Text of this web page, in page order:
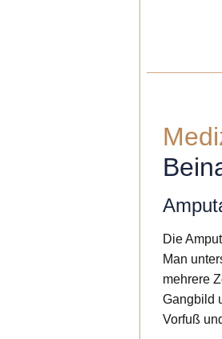
Die
Man
mehrere
Gangbild
Vorfuß